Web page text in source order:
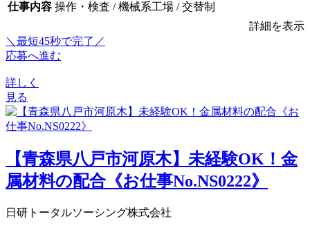
仕事内容 操作・検査 / 機械系工場 / 交替制
詳細を表示
＼最短45秒で完了／
応募へ進む
詳しく
見る
【青森県八戸市河原木】未経験OK！金
属材料の配合《お仕事No.NS0222》
日研トータルソーシング株式会社